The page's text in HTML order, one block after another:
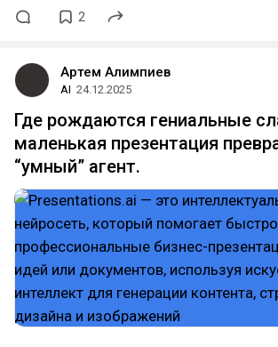
2
Артем Алимпиев
AI 24.12.2025
Где рождаются гениальные
маленькая презентация
“умный” агент.